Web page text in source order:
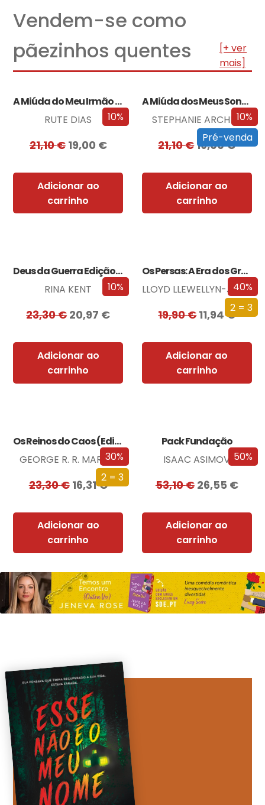
Vendem-se como
pãezinhos quentes
[+ ver
mais]
10%
A Miúda do Meu Irmão – Edição…
RUTE DIAS
21,10€ 19,00 €
Adicionar ao
carrinho
10%
Pré-venda
A Miúda dos Meus Sonhos – Edição…
STEPHANIE ARCHER
21,10€19,00€
Adicionar ao
carrinho
10%
Deus da Guerra Edição com EDGES
RINA KENT
23,30€20,97 €
Adicionar ao
carrinho
40%
2 = 3
Os Persas: A Era dos Grandes Reis
LLOYD LLEWELLYN-JONES
19,90€11,94€
Adicionar ao
carrinho
30%
2 = 3
Os Reinos do Caos (Edição especial limitada)
GEORGE R. R. MARTIN
23,30€ 16,31€
Adicionar ao
carrinho
50%
Pack Fundação
ISAAC ASIMOV
53,10€ 26,55 €
Adicionar ao
carrinho